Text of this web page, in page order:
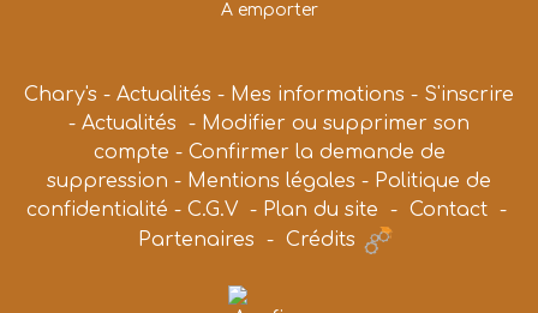
A emporter
Chary's - Actualités - Mes informations - S'inscrire
- Actualités - Modifier ou supprimer son
compte - Confirmer la demande de
suppression - Mentions légales - Politique de
confidentialité - C.G.V- Plan du site - Contact-
Partenaires - Crédits